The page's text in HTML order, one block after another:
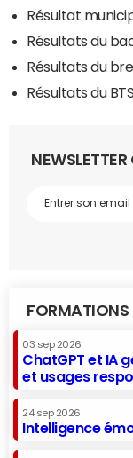
Résultat
Résultats du
Résultats du
Résultats du
FORMATIONS
03 sep 2026
ChatGPT et IA
et usages
24 sep 2026
Intelligence